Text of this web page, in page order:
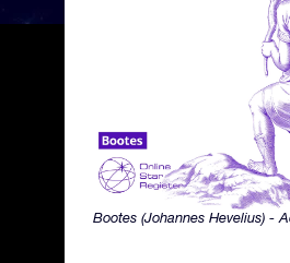
Bootes (Johannes Hevelius) -